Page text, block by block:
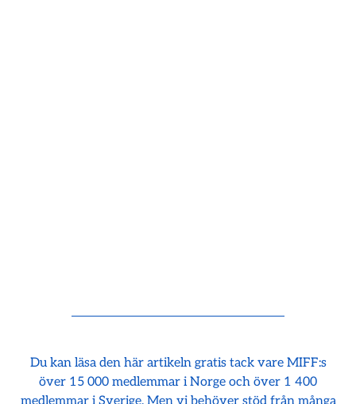
Du kan läsa den här artikeln gratis tack vare MIFF:s
över 15 000 medlemmar i Norge och över 1 400